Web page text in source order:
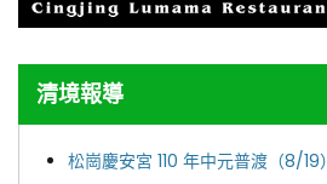
清境報導
松崗慶安宮 110 年中元普渡（8/19）